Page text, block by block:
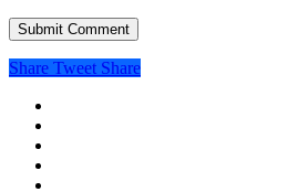
Share Tweet Share